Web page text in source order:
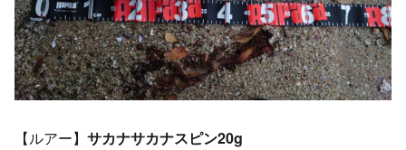
【ルアー】 サカナサカナスピン20g